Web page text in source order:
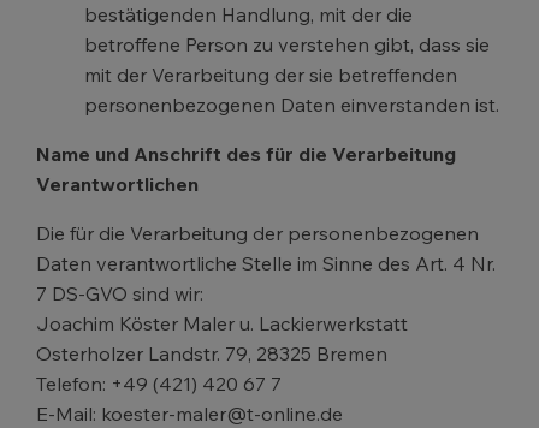
bestätigenden Handlung, mit der die
betroffene Person zu verstehen gibt, dass sie
mit der Verarbeitung der sie betreffenden
personenbezogenen Daten einverstanden ist.
Name und Anschrift des für die Verarbeitung
Verantwortlichen
Die für die Verarbeitung der personenbezogenen
Daten verantwortliche Stelle im Sinne des Art. 4 Nr.
7 DS-GVO sind wir:
Joachim Köster Maler u. Lackierwerkstatt
Osterholzer Landstr. 79, 28325 Bremen
Telefon: +49 (421) 420 67 7
E-Mail: koester-maler@t-online.de